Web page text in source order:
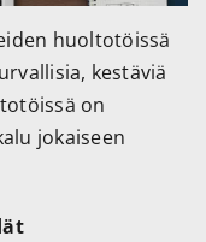
huoltotöissä
kestäviä
on
jokaiseen